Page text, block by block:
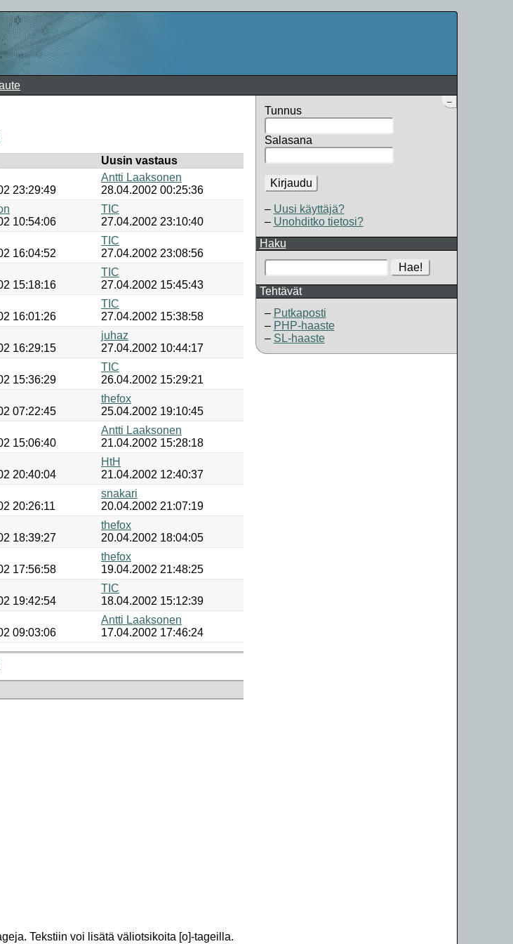
–
Tunnus
Salasana
Kirjaudu
Uusi käyttäjä?
Unohditko tietosi?
Haku
Hae!
Tehtävät
Putkaposti
PHP-haaste
SL-haaste
Uusin vastaus
23:29:49
Antti Laaksonen
28.04.2002 00:25:36
10:54:06
TIC
27.04.2002 23:10:40
16:04:52
TIC
27.04.2002 23:08:56
15:18:16
TIC
27.04.2002 15:45:43
16:01:26
TIC
27.04.2002 15:38:58
16:29:15
juhaz
27.04.2002 10:44:17
15:36:29
TIC
26.04.2002 15:29:21
07:22:45
thefox
25.04.2002 19:10:45
15:06:40
Antti Laaksonen
21.04.2002 15:28:18
20:40:04
HtH
21.04.2002 12:40:37
20:26:11
snakari
20.04.2002 21:07:19
18:39:27
thefox
20.04.2002 18:04:05
17:56:58
thefox
19.04.2002 21:48:25
19:42:54
TIC
18.04.2002 15:12:39
09:03:06
Antti Laaksonen
17.04.2002 17:46:24
Tekstiin voi lisätä väliotsikoita [o]-tageilla.